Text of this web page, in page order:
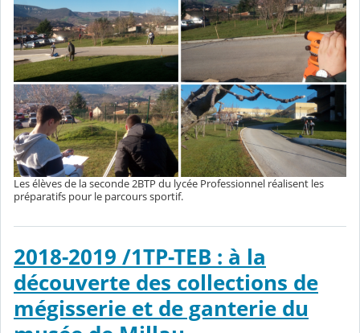
Les élèves de la seconde 2BTP du lycée Professionnel réalisent les
préparatifs pour le parcours sportif.
2018-2019 /1TP-TEB : à la
découverte des collections de
mégisserie et de ganterie du